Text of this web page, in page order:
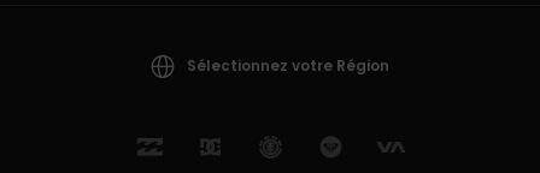
Sélectionnez votre Région